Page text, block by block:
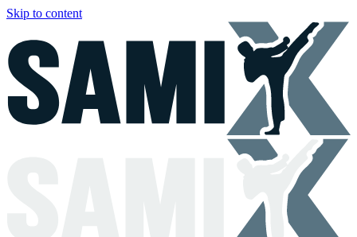
Skip to content